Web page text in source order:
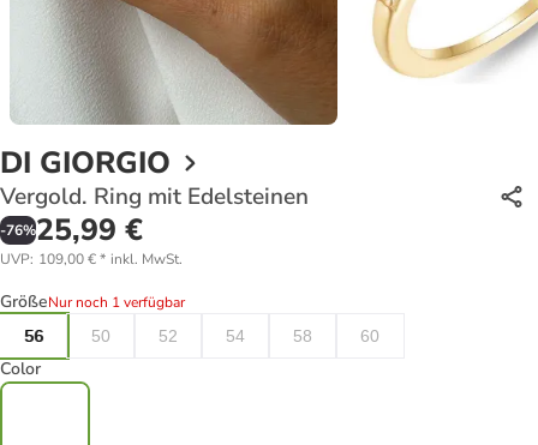
DI GIORGIO
Vergold. Ring mit Edelsteinen
-76%25,99 €
UVP: 109,00 €* inkl. MwSt.
GrößeNur noch 1 verfügbar
56
50 52 54 58 60
Color